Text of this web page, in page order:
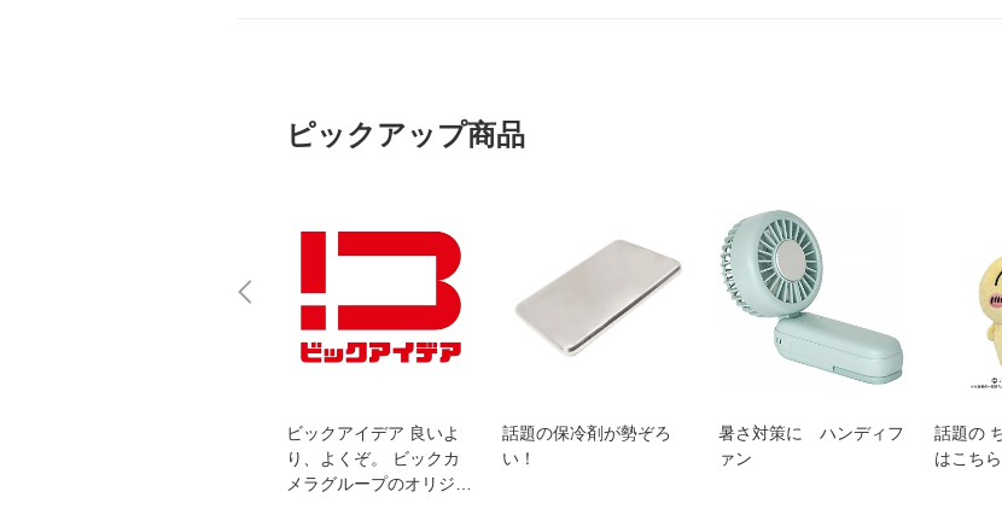
ピックアップ商品
ビックアイデア 良いよ
り、よくぞ。 ビックカ
メラグループのオリジナ
話題の保冷剤が勢ぞろ
い！
暑さ対策に ハンディフ
ァン
話題の
はこちら